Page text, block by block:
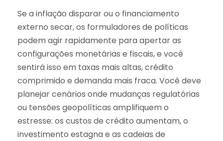
Se a inflação disparar ou o financiamento
externo secar, os formuladores de políticas
podem agir rapidamente para apertar as
configurações monetárias e fiscais, e você
sentirá isso em taxas mais altas, crédito
comprimido e demanda mais fraca. Você deve
planejar cenários onde mudanças regulatórias
ou tensões geopolíticas amplifiquem o
estresse: os custos de crédito aumentam, o
investimento estagna e as cadeias de